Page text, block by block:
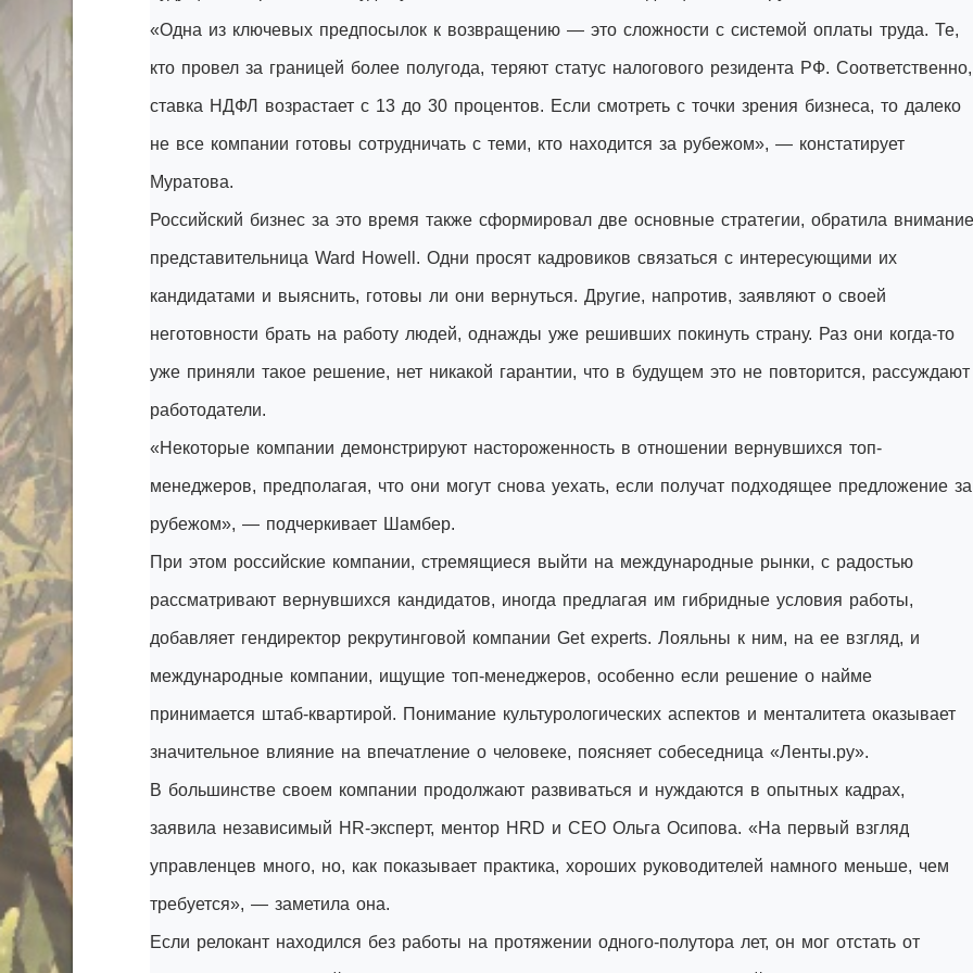
«Одна из ключевых предпосылок к возвращению — это сложности с системой оплаты труда. Те,
кто провел за границей более полугода, теряют статус налогового резидента РФ. Соответственно,
ставка НДФЛ возрастает с 13 до 30 процентов. Если смотреть с точки зрения бизнеса, то далеко
не все компании готовы сотрудничать с теми, кто находится за рубежом», — констатирует
Муратова.
Российский бизнес за это время также сформировал две основные стратегии, обратила внимание
представительница Ward Howell. Одни просят кадровиков связаться с интересующими их
кандидатами и выяснить, готовы ли они вернуться. Другие, напротив, заявляют о своей
неготовности брать на работу людей, однажды уже решивших покинуть страну. Раз они когда-то
уже приняли такое решение, нет никакой гарантии, что в будущем это не повторится, рассуждают
работодатели.
«Некоторые компании демонстрируют настороженность в отношении вернувшихся топ-
менеджеров, предполагая, что они могут снова уехать, если получат подходящее предложение за
рубежом», — подчеркивает Шамбер.
При этом российские компании, стремящиеся выйти на международные рынки, с радостью
рассматривают вернувшихся кандидатов, иногда предлагая им гибридные условия работы,
добавляет гендиректор рекрутинговой компании Get experts. Лояльны к ним, на ее взгляд, и
международные компании, ищущие топ-менеджеров, особенно если решение о найме
принимается штаб-квартирой. Понимание культурологических аспектов и менталитета оказывает
значительное влияние на впечатление о человеке, поясняет собеседница «Ленты.ру».
В большинстве своем компании продолжают развиваться и нуждаются в опытных кадрах,
заявила независимый HR-эксперт, ментор HRD и СЕО Ольга Осипова. «На первый взгляд
управленцев много, но, как показывает практика, хороших руководителей намного меньше, чем
требуется», — заметила она.
Если релокант находился без работы на протяжении одного-полутора лет, он мог отстать от